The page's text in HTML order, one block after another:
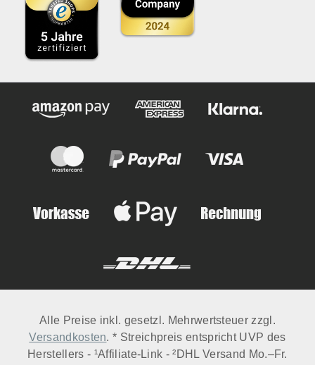
Alle Preise inkl. gesetzl. Mehrwertsteuer zzgl.
Versandkosten. * Streichpreis entspricht UVP des
Herstellers - ¹Affiliate-Link - ²DHL Versand Mo.–Fr.